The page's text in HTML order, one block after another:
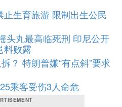
生育旅游 限制出生公民
头丸最高临死刑 印尼公开
料败露
？ 特朗普嫌“有点斜”要求
乘客受伤3人命危